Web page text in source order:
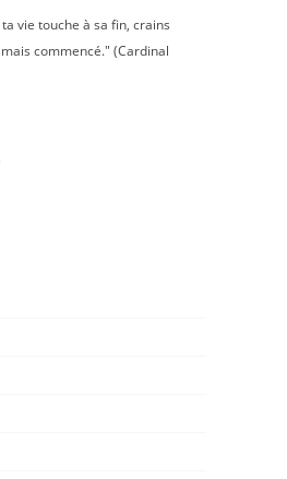
vie touche à sa fin, crains
commencé." (Cardinal